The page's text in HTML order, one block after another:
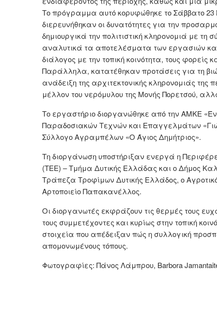
Το πρόγραμμα αυτό κορυφώθηκε το Σάββατο 23
διερευνήθηκαν οι δυνατότητες για την
δημιουργικά την πολιτιστική κληρονομιά με
αναλυτικά τα αποτελέσματα των εργασιών
διάλογος με την τοπική κοινότητα, τους φορείς
Παράλληλα, κατατέθηκαν προτάσεις για τη
ανάδειξη της αρχιτεκτονικής κληρονομιάς
μέλλον του νερόμυλου της Μονής Πορετσού,
Το εργαστήριο διοργανώθηκε από την ΑΜΚΕ
Παραδοσιακών Τεχνών και Επαγγελμάτων
Σύλλογο Αγραμπέλων «Ο Άγιος Δημήτριος».
Τη διοργάνωση υποστήριξαν ενεργά η
(ΤΕΕ) – Τμήμα Δυτικής Ελλάδας και ο Δήμος
Τράπεζα Τροφίμων Δυτικής Ελλάδος, ο
Αρτοποιείο Παπακανέλλος.
Οι διοργανωτές εκφράζουν τις θερμές τους
τους συμμετέχοντες και κυρίως στην τοπική
στοιχεία που απέδειξαν πώς η συλλογική
απομονωμένους τόπους.
Φωτογραφίες: Πάνος Λάμπρου, Barbora